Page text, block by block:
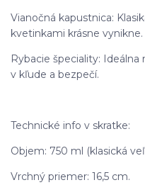
Vianočná kapustnica:
kvetinkami krásne vynikne.
Rybacie špeciality:
v kľude a bezpečí.
Technické info v skratke:
Objem: 750 ml (klasická
Vrchný priemer: 16,5 cm.